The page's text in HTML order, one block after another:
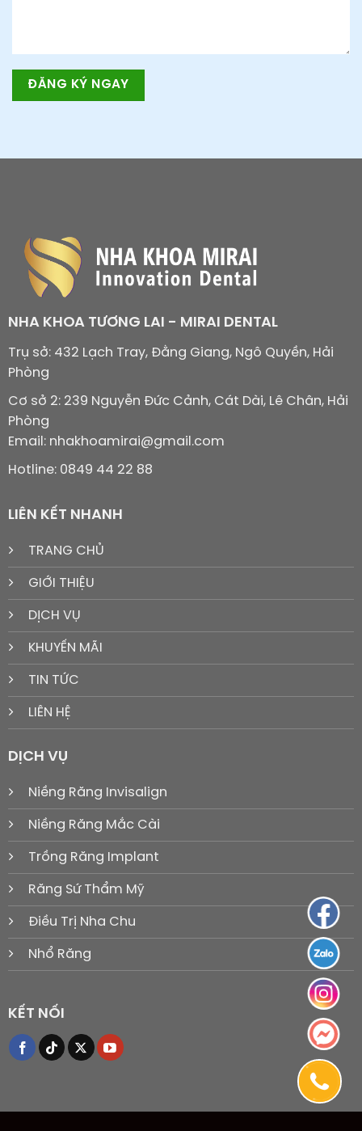
NHA KHOA TƯƠNG LAI - MIRAI DENTAL
Trụ sở: 432 Lạch Tray, Đằng Giang, Ngô Quyền, Hải
Phòng
Cơ sở 2: 239 Nguyễn Đức Cảnh, Cát Dài, Lê Chân, Hải
Phòng
Email: nhakhoamirai@gmail.com
Hotline: 0849 44 22 88
LIÊN KẾT NHANH
TRANG CHỦ
GIỚI THIỆU
DỊCH VỤ
KHUYẾN MÃI
TIN TỨC
LIÊN HỆ
DỊCH VỤ
Niềng Răng Invisalign
Niềng Răng Mắc Cài
Trồng Răng Implant
Răng Sứ Thẩm Mỹ
Điều Trị Nha Chu
Nhổ Răng
KẾT NỐI